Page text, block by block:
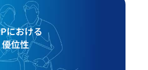
における
優位性